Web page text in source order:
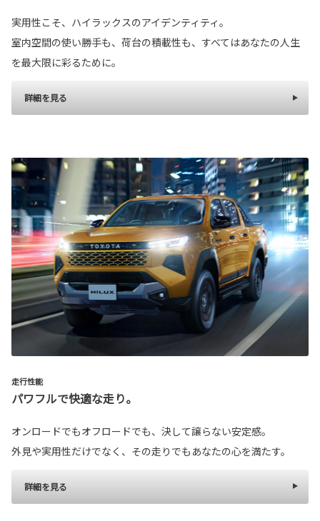
実用性こそ、ハイラックスのアイデンティティ。
室内空間の使い勝手も、荷台の積載性も、すべてはあなたの人生
を最大限に彩るために。
詳細を見る
走行性能
パワフルで快適な走り。
オンロードでもオフロードでも、決して譲らない安定感。
外見や実用性だけでなく、その走りでもあなたの心を満たす。
詳細を見る